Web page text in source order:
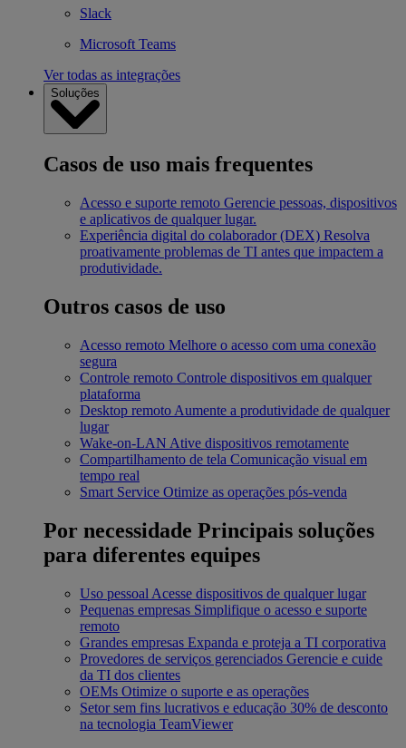
Slack
Microsoft Teams
Ver todas as integrações
Soluções
Casos de uso mais frequentes
Acesso e suporte remoto Gerencie pessoas, dispositivos
e aplicativos de qualquer lugar.
Experiência digital do colaborador (DEX) Resolva
proativamente problemas de TI antes que impactem a
produtividade.
Outros casos de uso
Acesso remoto Melhore o acesso com uma conexão
segura
Controle remoto Controle dispositivos em qualquer
plataforma
Desktop remoto Aumente a produtividade de qualquer
lugar
Wake-on-LAN Ative dispositivos remotamente
Compartilhamento de tela Comunicação visual em
tempo real
Smart Service Otimize as operações pós-venda
Por necessidade Principais soluções
para diferentes equipes
Uso pessoal Acesse dispositivos de qualquer lugar
Pequenas empresas Simplifique o acesso e suporte
remoto
Grandes empresas Expanda e proteja a TI corporativa
Provedores de serviços gerenciados Gerencie e cuide
da TI dos clientes
OEMs Otimize o suporte e as operações
Setor sem fins lucrativos e educação 30% de desconto
na tecnologia TeamViewer